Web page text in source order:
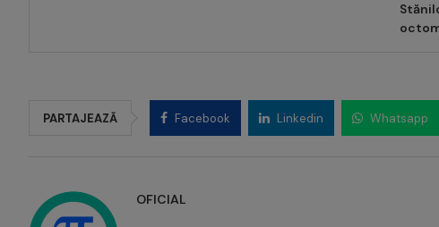
PARTAJEAZĂ Facebook Linkedin Whatsapp
OFICIAL